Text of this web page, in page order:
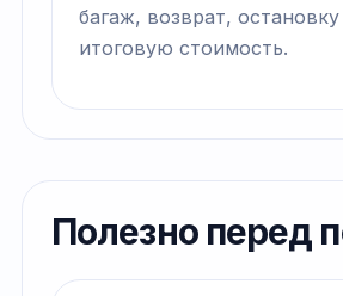
багаж, возврат,
итоговую стоимость.
Полезно перед